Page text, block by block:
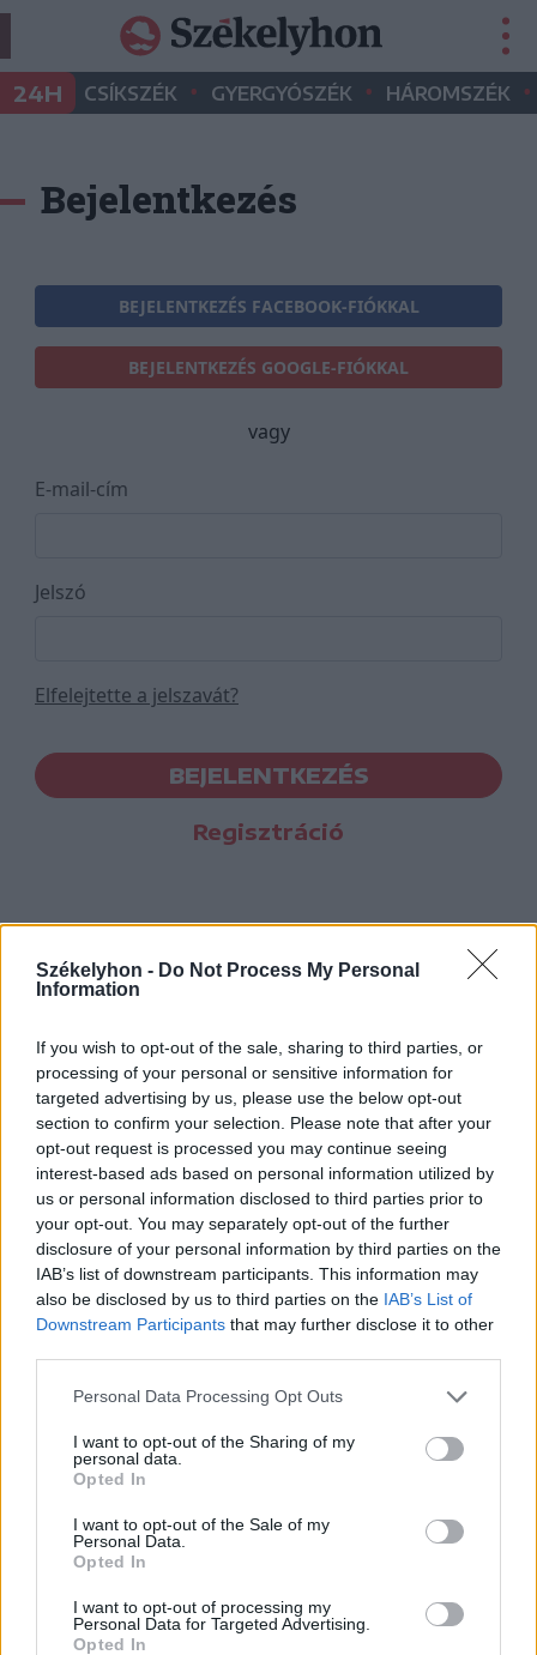
Székelyhon - Do Not Process My Personal
Information
If you wish to opt-out of the sale, sharing to third parties, or
processing of your personal or sensitive information for
targeted advertising by us, please use the below opt-out
section to confirm your selection. Please note that after your
opt-out request is processed you may continue seeing
interest-based ads based on personal information utilized by
us or personal information disclosed to third parties prior to
your opt-out. You may separately opt-out of the further
disclosure of your personal information by third parties on the
IAB’s list of downstream participants. This information may
also be disclosed by us to third parties on the IAB’s List of
Downstream Participants that may further disclose it to other
Personal Data Processing Opt Outs
I want to opt-out of the Sharing of my
personal data.
Opted In
I want to opt-out of the Sale of my
Personal Data.
Opted In
I want to opt-out of processing my
Personal Data for Targeted Advertising.
Opted In
24H CSÍKSZÉK • GYERGYÓSZÉK • HÁROMSZÉK •
Bejelentkezés
BEJELENTKEZÉS FACEBOOK-FIÓKKAL
BEJELENTKEZÉS GOOGLE-FIÓKKAL
vagy
E-mail-cím
Jelszó
Elfelejtette a jelszavát?
BEJELENTKEZÉS
Regisztráció
Hasznos
Impresszum
Szerzői jogok
Adatvédelmi tájékoztató
Cookie-kezelési tájékoztató
Hozzászólási szabályzat
Nyomtatott lapjaink archívuma
Székely Hírmondó archívuma
Sütibeállítások
Médiatér